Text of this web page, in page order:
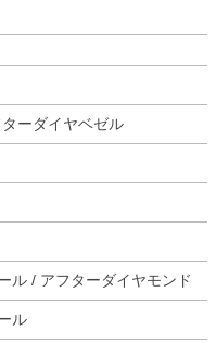
ーダイヤベゼル
ル / アフターダイヤモンド
ル